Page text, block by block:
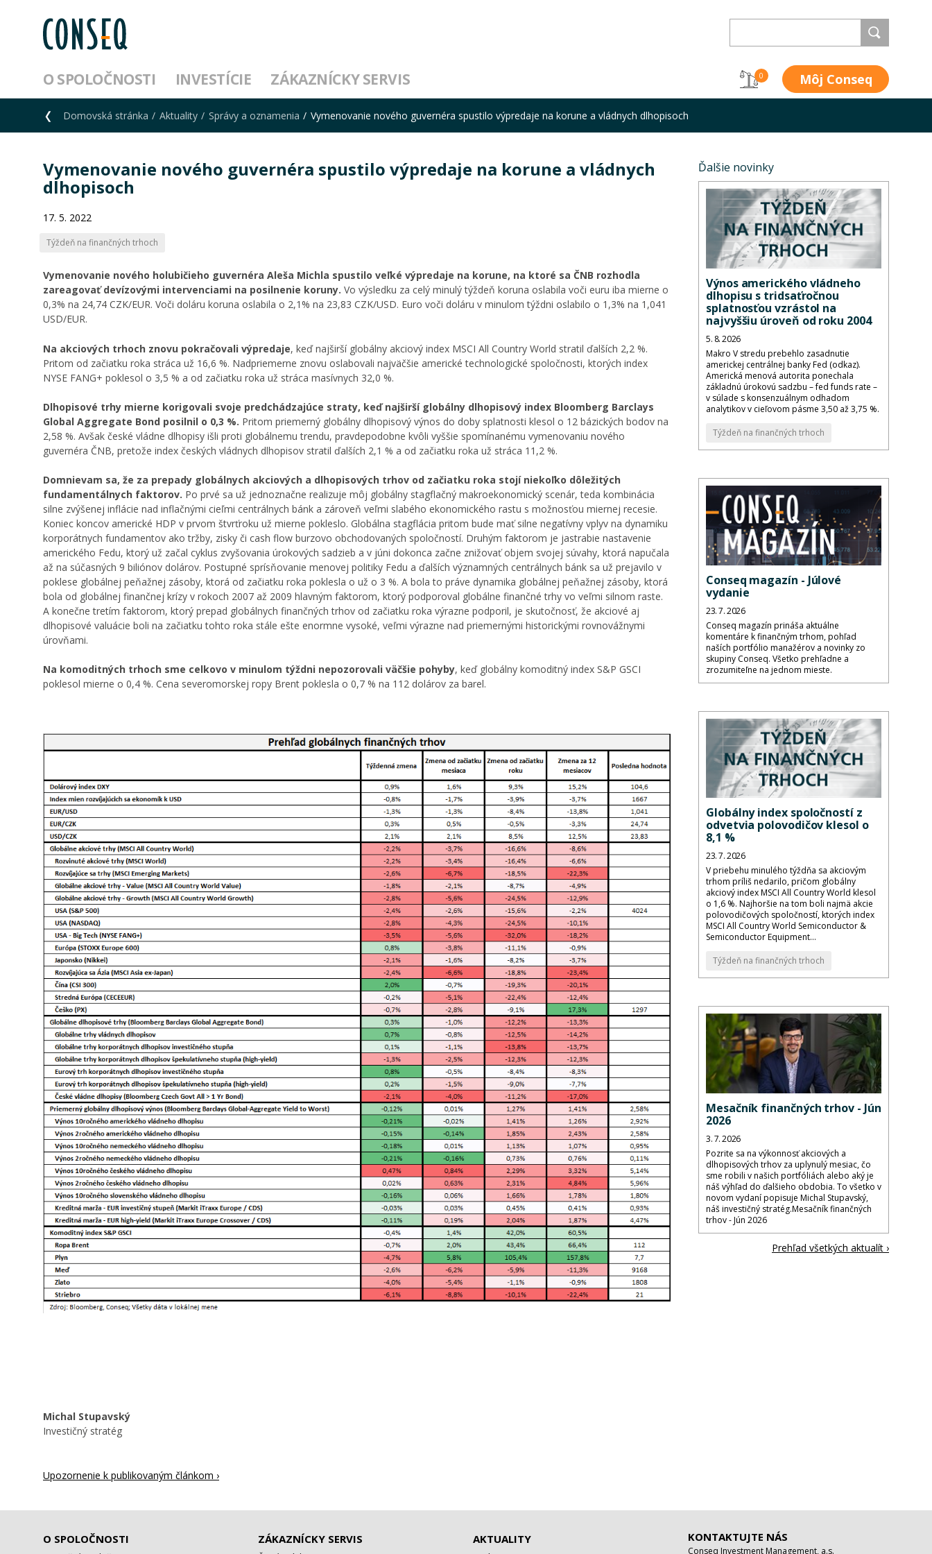
O SPOLOČNOSTI INVESTÍCIE ZÁKAZNÍCKY SERVIS 0 Môj Conseq
Domovská stránka Aktuality Správy a oznamenia Vymenovanie nového guvernéra spustilo výpredaje na korune a vládnych dlhopisoch
Vymenovanie nového guvernéra spustilo výpredaje na korune a vládnych
dlhopisoch
17. 5. 2022
Týždeň na finančných trhoch
Vymenovanie nového holubičieho guvernéra Aleša Michla spustilo veľké výpredaje na korune, na ktoré sa ČNB rozhodla
zareagovať devízovými intervenciami na posilnenie koruny. Vo výsledku za celý minulý týždeň koruna oslabila voči euru iba mierne o
0,3% na 24,74 CZK/EUR. Voči doláru koruna oslabila o 2,1% na 23,83 CZK/USD. Euro voči doláru v minulom týždni oslabilo o 1,3% na 1,041
USD/EUR.
Na akciových trhoch znovu pokračovali výpredaje, keď najširší globálny akciový index MSCI All Country World stratil ďalších 2,2 %.
Pritom od začiatku roka stráca už 16,6 %. Nadpriemerne znovu oslabovali najväčšie americké technologické spoločnosti, ktorých index
NYSE FANG+ poklesol o 3,5 % a od začiatku roka už stráca masívnych 32,0 %.
Dlhopisové trhy mierne korigovali svoje predchádzajúce straty, keď najširší globálny dlhopisový index Bloomberg Barclays
Global Aggregate Bond posilnil o 0,3 %. Pritom priemerný globálny dlhopisový výnos do doby splatnosti klesol o 12 bázických bodov na
2,58 %. Avšak české vládne dlhopisy išli proti globálnemu trendu, pravdepodobne kvôli vyššie spomínanému vymenovaniu nového
guvernéra ČNB, pretože index českých vládnych dlhopisov stratil ďalších 2,1 % a od začiatku roka už stráca 11,2 %.
Domnievam sa, že za prepady globálnych akciových a dlhopisových trhov od začiatku roka stojí niekoľko dôležitých
fundamentálnych faktorov. Po prvé sa už jednoznačne realizuje môj globálny stagflačný makroekonomický scenár, teda kombinácia
silne zvýšenej inflácie nad inflačnými cieľmi centrálnych bánk a zároveň veľmi slabého ekonomického rastu s možnosťou miernej recesie.
Koniec koncov americké HDP v prvom štvrťroku už mierne pokleslo. Globálna stagflácia pritom bude mať silne negatívny vplyv na dynamiku
korporátnych fundamentov ako tržby, zisky či cash flow burzovo obchodovaných spoločností. Druhým faktorom je jastrabie nastavenie
amerického Fedu, ktorý už začal cyklus zvyšovania úrokových sadzieb a v júni dokonca začne znižovať objem svojej súvahy, ktorá napučala
až na súčasných 9 biliónov dolárov. Postupné sprísňovanie menovej politiky Fedu a ďalších významných centrálnych bánk sa už prejavilo v
poklese globálnej peňažnej zásoby, ktorá od začiatku roka poklesla o už o 3 %. A bola to práve dynamika globálnej peňažnej zásoby, ktorá
bola od globálnej finančnej krízy v rokoch 2007 až 2009 hlavným faktorom, ktorý podporoval globálne finančné trhy vo veľmi silnom raste.
A konečne tretím faktorom, ktorý prepad globálnych finančných trhov od začiatku roka výrazne podporil, je skutočnosť, že akciové aj
dlhopisové valuácie boli na začiatku tohto roka stále ešte enormne vysoké, veľmi výrazne nad priemernými historickými rovnovážnymi
úrovňami.
Na komoditných trhoch sme celkovo v minulom týždni nepozorovali väčšie pohyby, keď globálny komoditný index S&P GSCI
poklesol mierne o 0,4 %. Cena severomorskej ropy Brent poklesla o 0,7 % na 112 dolárov za barel.
Michal Stupavský
Investičný stratég
Upozornenie k publikovaným článkom ›
Ďalšie novinky
Výnos amerického vládneho
dlhopisu s tridsaťročnou
splatnosťou vzrástol na
najvyššiu úroveň od roku 2004
5. 8. 2026
Makro V stredu prebehlo zasadnutie
americkej centrálnej banky Fed (odkaz).
Americká menová autorita ponechala
základnú úrokovú sadzbu – fed funds rate –
v súlade s konsenzuálnym odhadom
analytikov v cieľovom pásme 3,50 až 3,75 %.
Týždeň na finančných trhoch
Conseq magazín - Júlové
vydanie
23. 7. 2026
Conseq magazín prináša aktuálne
komentáre k finančným trhom, pohľad
naších portfólio manažérov a novinky zo
skupiny Conseq. Všetko prehľadne a
zrozumiteľne na jednom mieste.
Globálny index spoločností z
odvetvia polovodičov klesol o
8,1 %
23. 7. 2026
V priebehu minulého týždňa sa akciovým
trhom príliš nedarilo, pričom globálny
akciový index MSCI All Country World klesol
o 1,6 %. Najhoršie na tom boli najmä akcie
polovodičových spoločností, ktorých index
MSCI All Country World Semiconductor &
Semiconductor Equipment...
Týždeň na finančných trhoch
Mesačník finančných trhov - Jún
2026
3. 7. 2026
Pozrite sa na výkonnosť akciových a
dlhopisových trhov za uplynulý mesiac, čo
sme robili v našich portfóliách alebo aký je
náš výhľad do ďalšieho obdobia. To všetko v
novom vydaní popisuje Michal Stupavský,
náš investičný stratég.Mesačník finančných
trhov - Jún 2026
Prehľad všetkých aktualít ›
O SPOLOČNOSTI ZÁKAZNÍCKY SERVIS AKTUALITY KONTAKTUJTE NÁS
Conseq Investment Management, a.s.